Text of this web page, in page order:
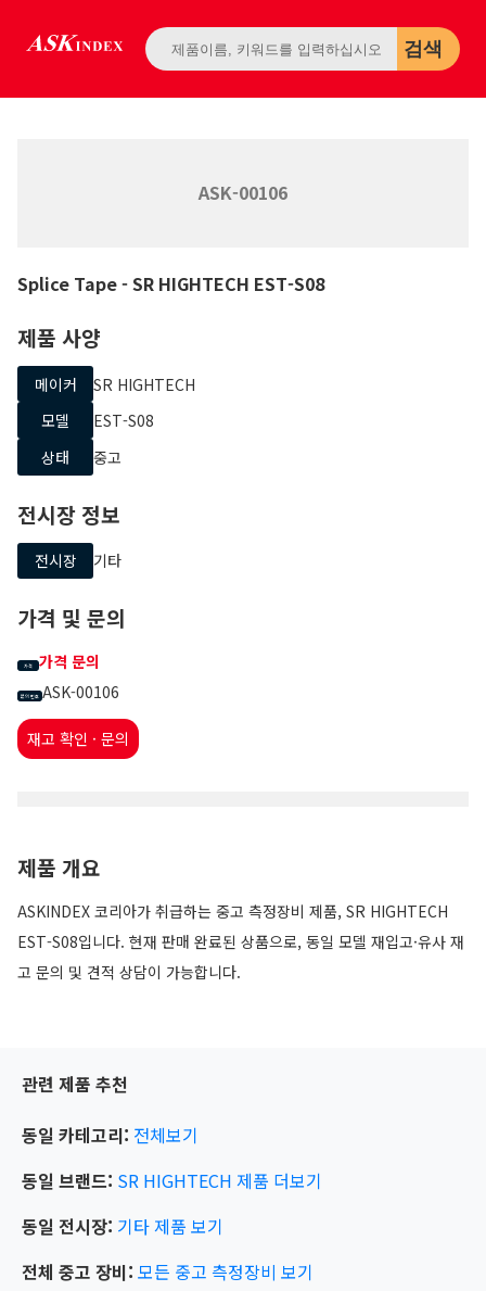
검색
ASK-00106
Splice Tape- SR HIGHTECH EST-S08
제품 사양
메이커
SR HIGHTECH
모델
EST-S08
상태
중고
전시장 정보
전시장 기타
가격 및 문의
가격 가격 문의
문의 번호 ASK-00106
재고 확인 · 문의
제품 개요
ASKINDEX 코리아가 취급하는 중고 측정장비 제품, SR HIGHTECH
EST-S08입니다. 현재 판매 완료된 상품으로, 동일 모델 재입고·유사 재
고 문의 및 견적 상담이 가능합니다.
관련 제품 추천
동일 카테고리: 전체보기
동일 브랜드: SR HIGHTECH 제품 더보기
동일 전시장: 기타제품 보기
전체 중고 장비: 모든 중고 측정장비 보기